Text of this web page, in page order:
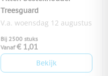
Treesguard
V.a. woensdag 12 augustus
Bij 2500 stuks
Vanaf € 1,01
Bekijk